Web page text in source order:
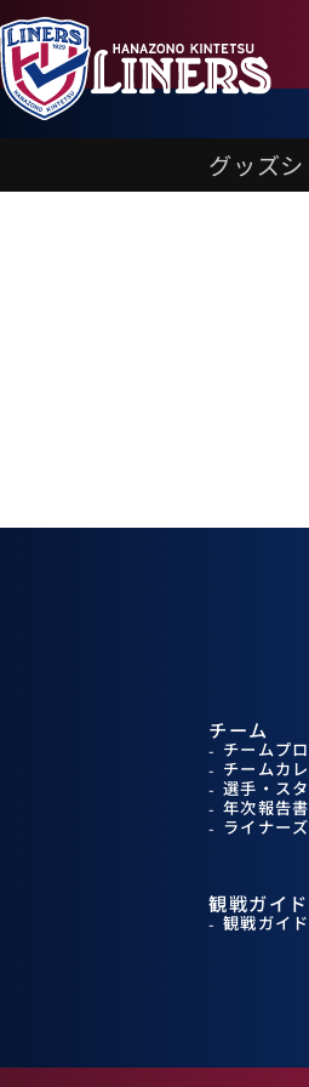
グッズ
チーム
チームプ
チームカ
選手・ス
年次報告書
ライナー
観戦ガイド
観戦ガイド